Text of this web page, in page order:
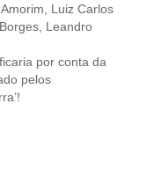
Luiz Carlos
Leandro
por conta da
pelos